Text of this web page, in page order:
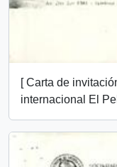
[ Carta de
internacional El